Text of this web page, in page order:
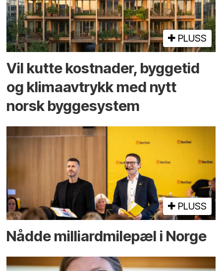
PLUSS
Vil kutte kostnader, byggetid
og klima­avtrykk med nytt
norsk bygge­system
PLUSS
Nådde milliard­­milepæl i Norge